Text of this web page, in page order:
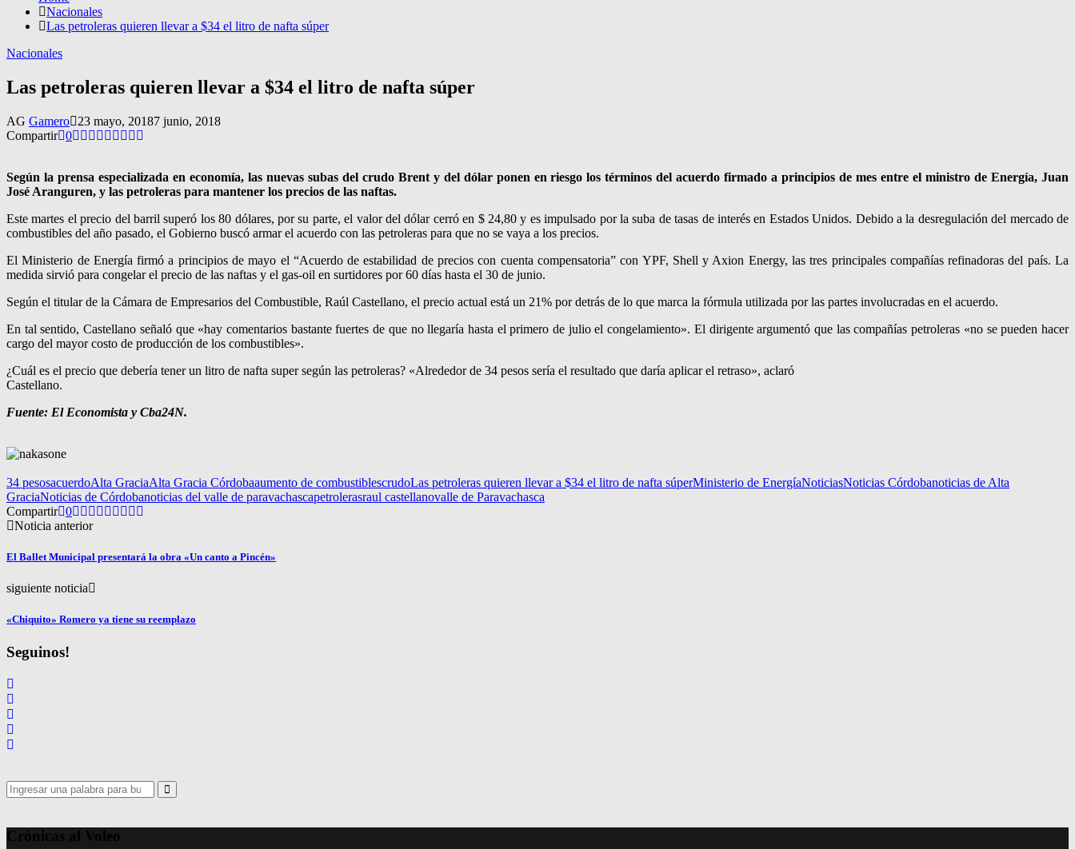
Nacionales
Las petroleras quieren llevar a $34 el litro de nafta súper
Nacionales
Las petroleras quieren llevar a $34 el litro de nafta súper
AG Gamero 23 mayo, 20187 junio, 2018
Compartir 0
Según la prensa especializada en economía, las nuevas subas del crudo Brent y del dólar ponen en riesgo los términos del acuerdo firmado a principios de mes entre el ministro de Energía, Juan
José Aranguren, y las petroleras para mantener los precios de las naftas.
Este martes el precio del barril superó los 80 dólares, por su parte, el valor del dólar cerró en $ 24,80 y es impulsado por la suba de tasas de interés en Estados Unidos. Debido a la desregulación del mercado de
combustibles del año pasado, el Gobierno buscó armar el acuerdo con las petroleras para que no se vaya a los precios.
El Ministerio de Energía firmó a principios de mayo el “Acuerdo de estabilidad de precios con cuenta compensatoria” con YPF, Shell y Axion Energy, las tres principales compañías refinadoras del país. La
medida sirvió para congelar el precio de las naftas y el gas-oil en surtidores por 60 días hasta el 30 de junio.
Según el titular de la Cámara de Empresarios del Combustible, Raúl Castellano, el precio actual está un 21% por detrás de lo que marca la fórmula utilizada por las partes involucradas en el acuerdo.
En tal sentido, Castellano señaló que «hay comentarios bastante fuertes de que no llegaría hasta el primero de julio el congelamiento». El dirigente argumentó que las compañías petroleras «no se pueden hacer
cargo del mayor costo de producción de los combustibles».
¿Cuál es el precio que debería tener un litro de nafta super según las petroleras? «Alrededor de 34 pesos sería el resultado que daría aplicar el retraso», aclaró
Castellano.
Fuente: El Economista y Cba24N.
34 pesosacuerdoAlta GraciaAlta Gracia Córdobaaumento de combustiblescrudoLas petroleras quieren llevar a $34 el litro de nafta súperMinisterio de EnergíaNoticiasNoticias Córdobanoticias de Alta
GraciaNoticias de Córdobanoticias del valle de paravachascapetrolerasraul castellanovalle de Paravachasca
Compartir 0
Noticia anterior
El Ballet Municipal presentará la obra «Un canto a Pincén»
siguiente noticia
«Chiquito» Romero ya tiene su reemplazo
Seguinos!
Search
for:
Search
Crónicas al Voleo